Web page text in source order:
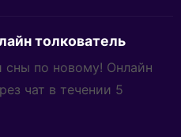
толкователь
сны по новому! Онлайн
чат в течении 5